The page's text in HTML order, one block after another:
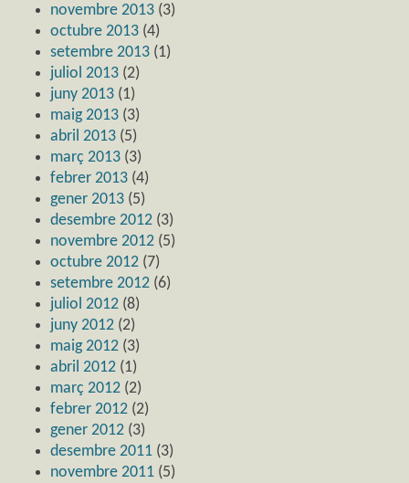
novembre 2013 (3)
octubre 2013 (4)
setembre 2013 (1)
juliol 2013 (2)
juny 2013 (1)
maig 2013 (3)
abril 2013 (5)
març 2013 (3)
febrer 2013 (4)
gener 2013 (5)
desembre 2012 (3)
novembre 2012 (5)
octubre 2012 (7)
setembre 2012 (6)
juliol 2012 (8)
juny 2012 (2)
maig 2012 (3)
abril 2012 (1)
març 2012 (2)
febrer 2012 (2)
gener 2012 (3)
desembre 2011 (3)
novembre 2011 (5)